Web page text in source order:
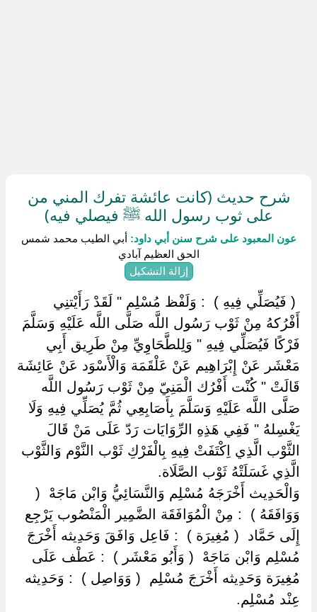
شرح حديث (كانت عائشة تفرك المني من
على ثوب رسول الله ﷺ فيصلي فيه)
عون المعبود على شرح سنن أبي داود: أبي الطيب محمد شمس
الحق العظيم آبادي
إزالة التشكيل
‏ ‏( فَيُصَلِّي فِيهِ ) ‏ ‏: وَلَفْظ مُسْلِم " لَقَدْ رَأَيْتنِي
أَفْرُكهُ مِنْ ثَوْب رَسُول اللَّه صَلَّى اللَّه عَلَيْهِ وَسَلَّمَ
فَرْكًا فَيُصَلِّي فِيهِ " وَلِلطَّحَاوِيِّ مِنْ طَرِيق أَبِي
مَعْشَر عَنْ إِبْرَاهِيم عَنْ عَلْقَمَة وَالْأَسْوَد عَنْ عَائِشَة
قَالَتْ " كُنْت أَفْرُك الْمَنِيّ مِنْ ثَوْب رَسُول اللَّه
صَلَّى اللَّه عَلَيْهِ وَسَلَّمَ بِأَصَابِعِي ثُمَّ يُصَلِّي فِيهِ وَلَا
يَغْسِلهُ " فَفِي هَذِهِ الرِّوَايَات رَدّ عَلَى مَنْ قَالَ
الثَّوْب الَّذِي اِكْتَفَتْ فِيهِ بِالْفَرْكِ ثَوْب النَّوْم وَالثَّوْب
الَّذِي غَسَلَتْهُ ثَوْب الصَّلَاة.
وَالْحَدِيث أَخْرَجَهُ مُسْلِم وَالنَّسَائِيُّ وَابْن مَاجَهْ ‏ ‏(
وَوَافَقَهُ ) ‏ ‏: مِنْ الْمُوَافَقَة الضَّمِير الْمَنْصُوب يَرْجِع
إِلَى حَمَّاد ‏ ‏( مُغِيرَة ) ‏ ‏: فَاعِل وَافَقَ وَحَدِيثه أَخْرَجَ
مُسْلِم وَابْن مَاجَهْ ‏ ‏( وَأَبُو مَعْشَر ) ‏ ‏: عَطْف عَلَى
مُغِيرَة وَحَدِيثه أَخْرَجَ مُسْلِم ‏ ‏( وَوَاصِل ) ‏ ‏: وَحَدِيثه
عِنْد مُسْلِم.